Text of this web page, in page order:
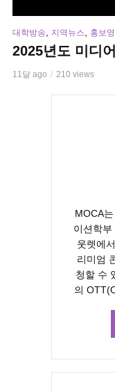
대학방송 지역뉴스 홍보
2025년도 미디
11달 ago 210 views
MOCA
이션학
웃렛에
리미엄
청할 수
의